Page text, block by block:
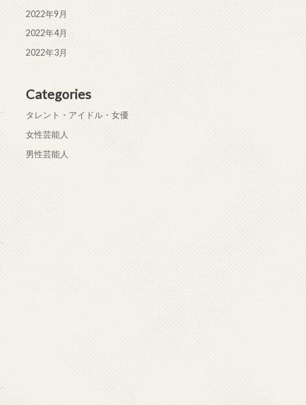
2022年9月
2022年4月
2022年3月
Categories
タレント・アイドル・女優
女性芸能人
男性芸能人